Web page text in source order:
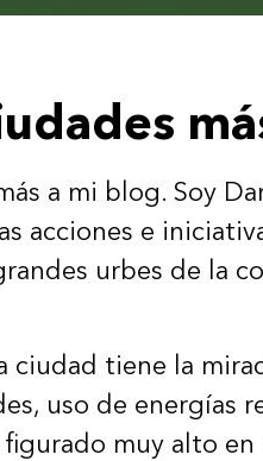
a mi blog. Soy
acciones e
urbes de la
ciudad tiene la
uso de energías
muy alto en